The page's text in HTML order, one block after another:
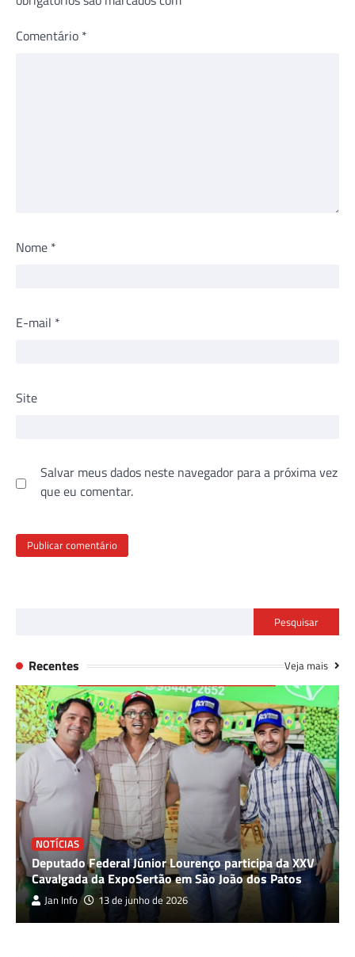
Comentário *
Nome *
E-mail *
Site
Salvar meus dados neste navegador para a próxima vez
que eu comentar.
Pesquisar
Recentes Veja mais
NOTÍCIAS
Deputado Federal Júnior Lourenço participa da XXV
Cavalgada da ExpoSertão em São João dos Patos
Jan Info 13 de junho de 2026